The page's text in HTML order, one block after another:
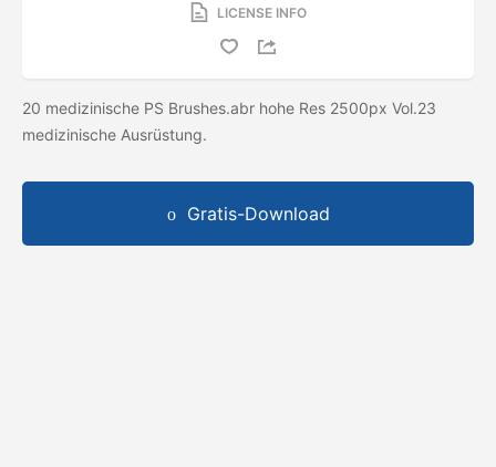
LICENSE INFO
20 medizinische PS Brushes.abr hohe Res 2500px Vol.23
medizinische Ausrüstung.
Gratis-Download